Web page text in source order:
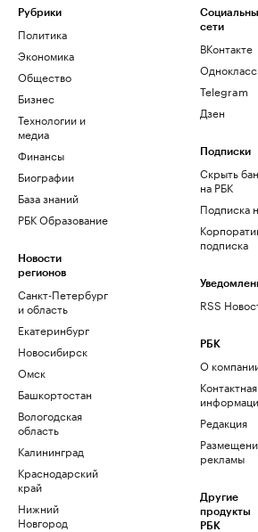
Рубрики
Политика
Экономика
Общество
Бизнес
Технологии и
медиа
Финансы
Биографии
База знаний
РБК Образование
Новости
регионов
Санкт-Петербург
и область
Екатеринбург
Новосибирск
Омск
Башкортостан
Вологодская
область
Калининград
Краснодарский
край
Нижний
Новгород
сети
ВКонтакте
Telegram
Дзен
Подписки
Скрыть
на РБК
Подписка
подписка
RSS
РБК
О
Контактная
Редакция
рекламы
Другие
продукты
РБК